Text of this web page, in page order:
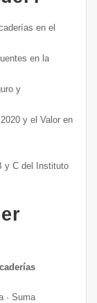
en el
en la
y
y el Valor en
y C del Instituto
· Suma